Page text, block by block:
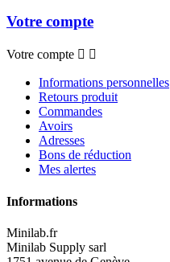
Votre compte
Votre compte  
Informations personnelles
Retours produit
Commandes
Avoirs
Adresses
Bons de réduction
Mes alertes
Informations
Minilab.fr
Minilab Supply sarl